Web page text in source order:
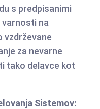
s predpisanimi
varnosti na
vzdrževane
za nevarne
tako delavce kot
Sistemov: